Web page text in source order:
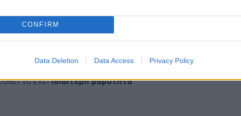
CONFIRM
Data Deletion Data Access Privacy Policy
κατείχε
κορυφαίες θέσεις
να έχειιδιαίτερη βαρύτητα